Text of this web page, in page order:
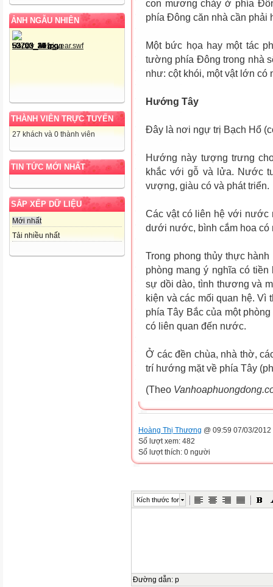
ẢNH NGẪU NHIÊN
THÀNH VIÊN TRỰC TUYẾN
27 khách và 0 thành viên
TIN TỨC MỚI NHẤT
SẮP XẾP DỮ LIỆU
Mới nhất
Tải nhiều nhất
con mương chảy ở phía
phía Đông căn nhà cần phải
Một bức họa hay một tác
tường phía Đông trong nhà
như: cột khói, một vật lớn có
Hướng Tây
Đây là nơi ngự trị Bạch Hổ
Hướng này tượng trưng
khắc với gỗ và lửa. Nước
vượng, giàu có và phát triển.
Các vật có liên hệ với nước
dưới nước, bình cắm hoa
Trong phong thủy thực
phòng mang ý nghĩa có
sự dồi dào, tình thương và
kiện và các mối quan hệ. Vì
phía Tây Bắc của một
có liên quan đến nước.
Ở các đền chùa, nhà thờ,
trí hướng mặt về phía Tây
(Theo
Hoàng Thị Thương @ 09:59 07/03/2012
Số lượt xem: 482
Số lượt thích: 0 người
Kích thước font
Đường dẫn: p